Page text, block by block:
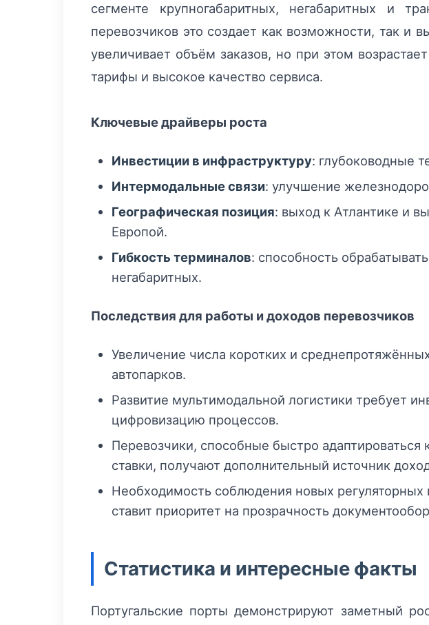
сегменте крупногабаритных, негабаритных и
перевозчиков это создает как возможности, так и
увеличивает объём заказов, но при этом
тарифы и высокое качество сервиса.
Ключевые драйверы роста
Инвестиции в инфраструктуру: глубоководные
Интермодальные связи: улучшение
Географическая позиция: выход к Атлантике и
Европой.
Гибкость терминалов: способность
негабаритных.
Последствия для работы и доходов перевозчиков
Увеличение числа коротких и
автопарков.
Развитие мультимодальной логистики требует
цифровизацию процессов.
Перевозчики, способные быстро адаптироваться
ставки, получают дополнительный источник
Необходимость соблюдения новых
ставит приоритет на прозрачность
Статистика и интересные факты
Португальские порты демонстрируют заметный